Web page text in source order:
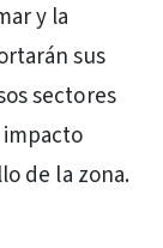
y la
sus
sectores
de la zona.